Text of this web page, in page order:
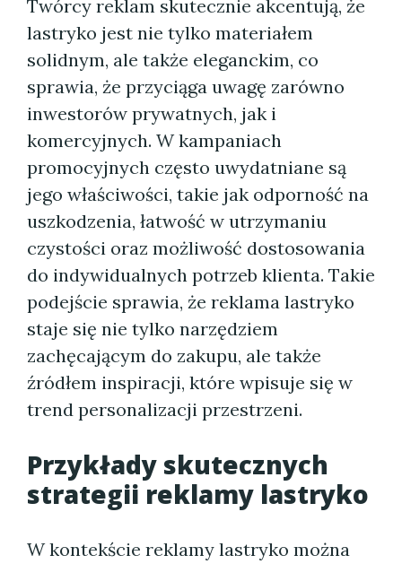
Twórcy reklam skutecznie akcentują, że
lastryko jest nie tylko materiałem
solidnym, ale także eleganckim, co
sprawia, że przyciąga uwagę zarówno
inwestorów prywatnych, jak i
komercyjnych. W kampaniach
promocyjnych często uwydatniane są
jego właściwości, takie jak odporność na
uszkodzenia, łatwość w utrzymaniu
czystości oraz możliwość dostosowania
do indywidualnych potrzeb klienta. Takie
podejście sprawia, że reklama lastryko
staje się nie tylko narzędziem
zachęcającym do zakupu, ale także
źródłem inspiracji, które wpisuje się w
trend personalizacji przestrzeni.
Przykłady skutecznych
strategii reklamy lastryko
W kontekście reklamy lastryko można